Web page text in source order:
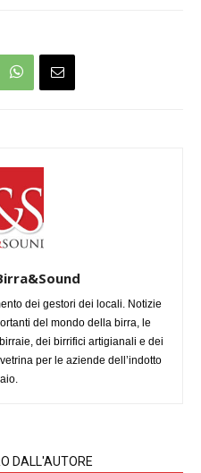
dei gestori dei locali. Notizie
del mondo della birra, le
dei birrifici artigianali e dei
per le aziende dell’indotto
DALL'AUTORE